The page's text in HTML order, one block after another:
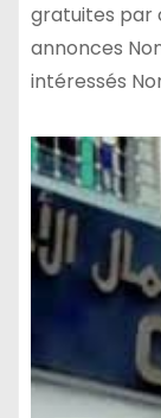
gratuites par
annonces
intéressés